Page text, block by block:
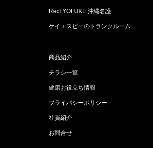
Rect YOFUKE 沖縄名護
ケイエスビーのトランクルーム
商品紹介
チラシ一覧
健康お役立ち情報
プライバシーポリシー
社員紹介
お問合せ